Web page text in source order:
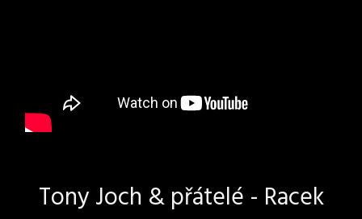
Tony Joch & přátelé - Racek